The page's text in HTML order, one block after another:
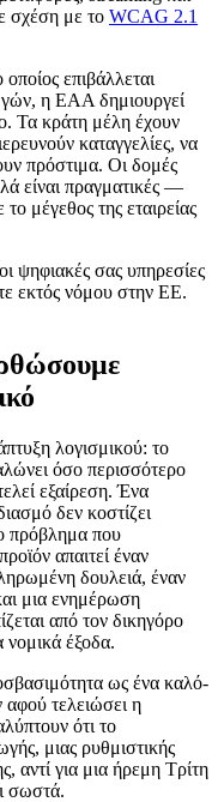
σχέση με το WCAG 2.1
επιβάλλεται
η EAA δημιουργεί
Τα κράτη μέλη έχουν
καταγγελίες, να
πρόστιμα. Οι δομές
είναι πραγματικές —
μέγεθος της εταιρείας
ψηφιακές σας υπηρεσίες
εκτός νόμου στην ΕΕ.
λογισμικού: το
όσο περισσότερο
εξαίρεση. Ένα
δεν κοστίζει
πρόβλημα που
απαιτεί έναν
δουλειά, έναν
μια ενημέρωση
από τον δικηγόρο
νομικά έξοδα.
ως ένα καλό-
τελειώσει η
ότι το
μιας ρυθμιστικής
αντί για μια ήρεμη Τρίτη
σωστά.